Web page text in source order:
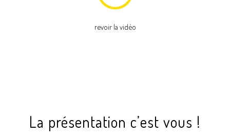
revoir la vidéo
La présentation c’est vous !